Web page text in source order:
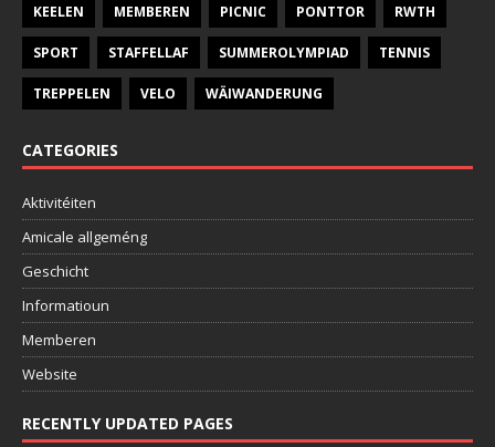
KEELEN MEMBEREN PICNIC PONTTOR RWTH
SPORT STAFFELLAF SUMMEROLYMPIAD TENNIS
TREPPELEN VELO WÄIWANDERUNG
CATEGORIES
Aktivitéiten
Amicale allgeméng
Geschicht
Informatioun
Memberen
Website
RECENTLY UPDATED PAGES